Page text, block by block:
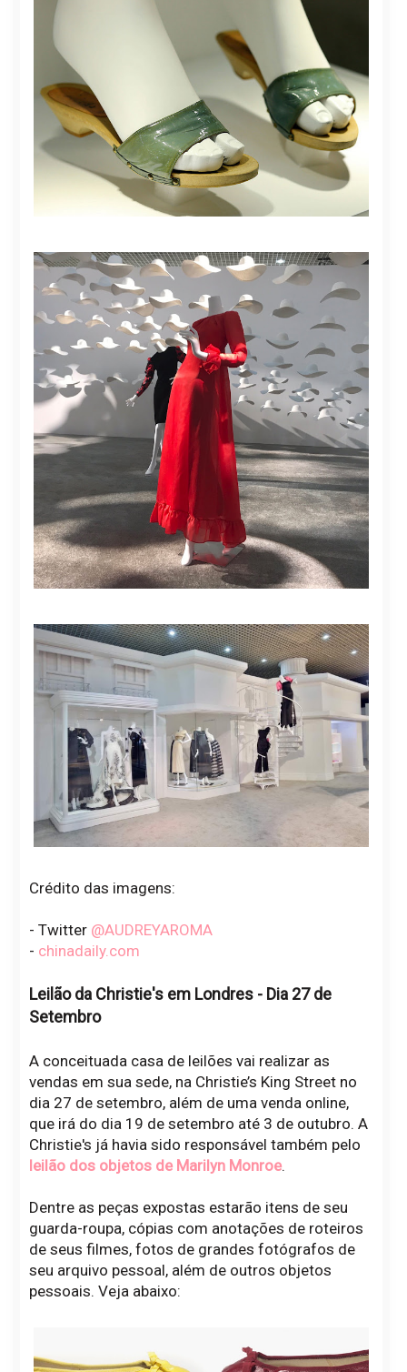
Crédito das imagens:
- Twitter @AUDREYAROMA
- chinadaily.com
Leilão da Christie's em Londres - Dia 27 de
Setembro
A conceituada casa de leilões vai realizar as
vendas em sua sede, na Christie’s King Street no
dia 27 de setembro, além de uma venda online,
que irá do dia 19 de setembro até 3 de outubro. A
Christie's já havia sido responsável também pelo
leilão dos objetos de Marilyn Monroe.
Dentre as peças expostas estarão itens de seu
guarda-roupa, cópias com anotações de roteiros
de seus filmes, fotos de grandes fotógrafos de
seu arquivo pessoal, além de outros objetos
pessoais. Veja abaixo: